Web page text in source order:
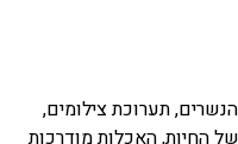
תערוכת צילומים,
האכלות מודרכות